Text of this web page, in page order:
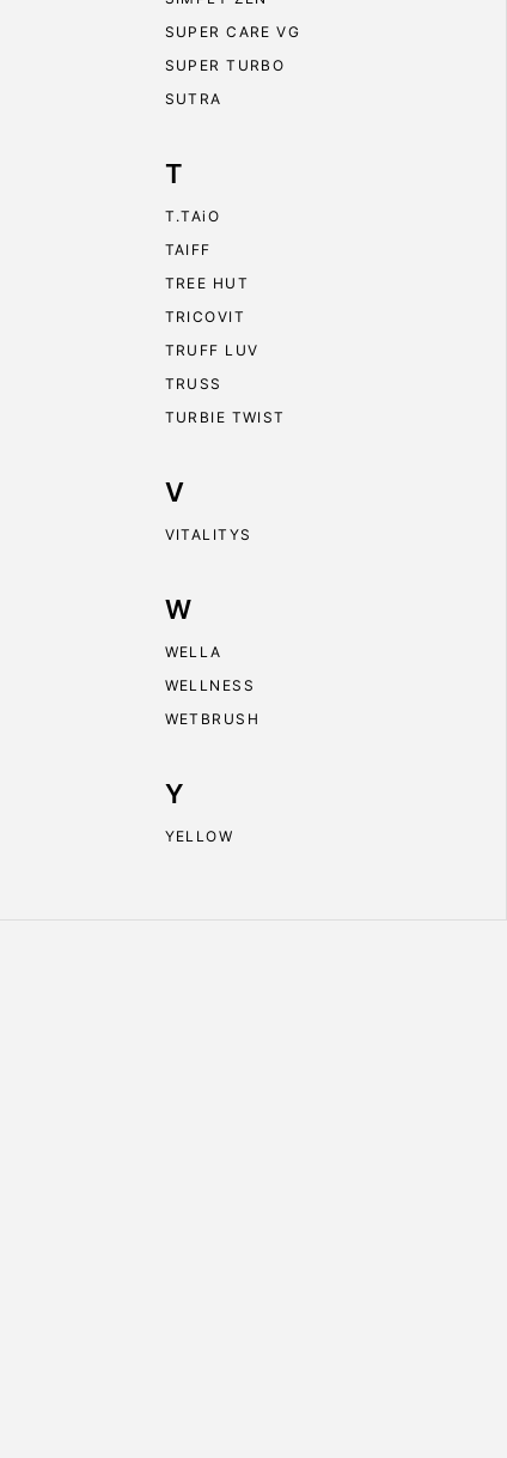
SUPER CARE VG
SUPER TURBO
SUTRA
T
T.TAiO
TAIFF
TREE HUT
TRICOVIT
TRUFF LUV
TRUSS
TURBIE TWIST
V
VITALITYS
W
WELLA
WELLNESS
WETBRUSH
Y
YELLOW